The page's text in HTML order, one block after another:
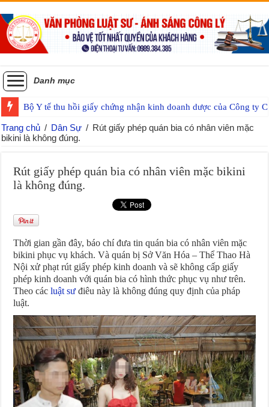
Danh mục
Bộ Y tế thu hồi giấy chứng nhận kinh doanh dược của Công ty
Trang chủ / Dân Sự / Rút giấy phép quán bia có nhân viên mặc
bikini là không đúng.
Rút giấy phép quán bia có nhân viên mặc bikini
là không đúng.
Thời gian gần đây, báo chí đưa tin quán bia có nhân viên mặc
bikini phục vụ khách. Và quán bị Sở Văn Hóa – Thể Thao Hà
Nội xử phạt rút giấy phép kinh doanh và sẽ không cấp giấy
phép kinh doanh với quán bia có hình thức phục vụ như trên.
Theo cácluật sư điêu này là không đúng quy định của pháp
luật.